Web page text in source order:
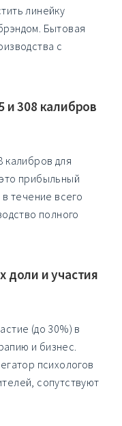
линейку
Бытовая
с
и 308 калибров
калибров для
прибыльный
течение всего
полного
доли и участия
(до 30%) в
и бизнес.
психологов
сопутствуют